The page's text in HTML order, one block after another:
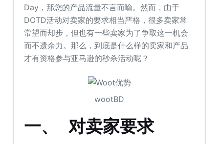
Day，那您的产品流量不言而喻。然而，由于
DOTD活动对卖家的要求相当严格，很多卖家常
常望而却步，但也有一些卖家为了争取这一机会
而不遗余力。那么，到底是什么样的卖家和产品
才有资格参与亚马逊的秒杀活动呢？
wootBD
一、 对卖家要求